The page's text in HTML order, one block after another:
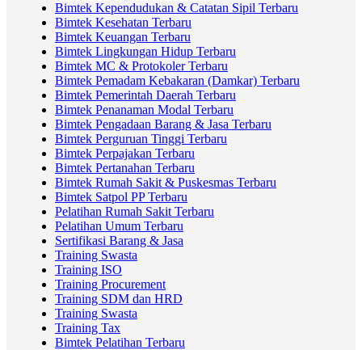
Bimtek Kependudukan & Catatan Sipil Terbaru
Bimtek Kesehatan Terbaru
Bimtek Keuangan Terbaru
Bimtek Lingkungan Hidup Terbaru
Bimtek MC & Protokoler Terbaru
Bimtek Pemadam Kebakaran (Damkar) Terbaru
Bimtek Pemerintah Daerah Terbaru
Bimtek Penanaman Modal Terbaru
Bimtek Pengadaan Barang & Jasa Terbaru
Bimtek Perguruan Tinggi Terbaru
Bimtek Perpajakan Terbaru
Bimtek Pertanahan Terbaru
Bimtek Rumah Sakit & Puskesmas Terbaru
Bimtek Satpol PP Terbaru
Pelatihan Rumah Sakit Terbaru
Pelatihan Umum Terbaru
Sertifikasi Barang & Jasa
Training Swasta
Training ISO
Training Procurement
Training SDM dan HRD
Training Swasta
Training Tax
Bimtek Pelatihan Terbaru